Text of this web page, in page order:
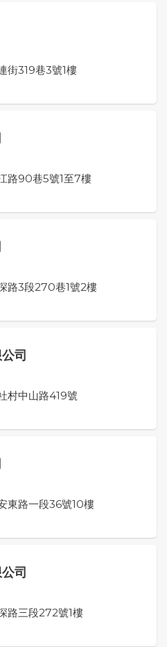
街319巷3號1樓
路90巷5號1至7樓
路3段270巷1號2樓
司
村中山路419號
東路一段36號10樓
司
路三段272號1樓